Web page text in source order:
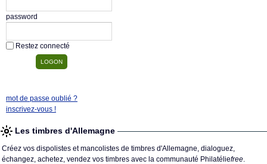
password
Restez connecté
mot de passe oublié ?
inscrivez-vous !
Les timbres d'Allemagne
Créez vos dispolistes et mancolistes de timbres d'Allemagne, dialoguez,
échangez, achetez, vendez vos timbres avec la communauté Philatéliefree.